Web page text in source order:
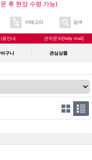
후 현장 수령 가능)
카테고리 검색
용안내 견적문의(help mail)
구니 관심상품